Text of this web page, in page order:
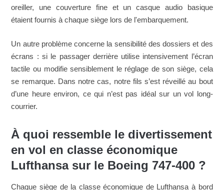
oreiller, une couverture fine et un casque audio basique
étaient fournis à chaque siège lors de l'embarquement.
Un autre problème concerne la sensibilité des dossiers et des
écrans : si le passager derrière utilise intensivement l’écran
tactile ou modifie sensiblement le réglage de son siège, cela
se remarque. Dans notre cas, notre fils s’est réveillé au bout
d’une heure environ, ce qui n’est pas idéal sur un vol long-
courrier.
À quoi ressemble le divertissement
en vol en classe économique
Lufthansa sur le Boeing 747-400 ?
Chaque siège de la classe économique de Lufthansa à bord